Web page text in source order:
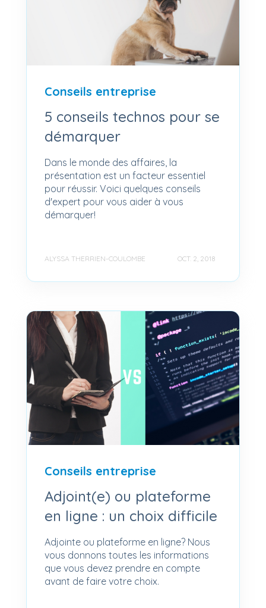
Conseils entreprise
5 conseils technos pour se
démarquer
Dans le monde des affaires, la
présentation est un facteur essentiel
pour réussir. Voici quelques conseils
d'expert pour vous aider à vous
démarquer!
ALYSSA THERRIEN-COULOMBE OCT. 2, 2018
Conseils entreprise
Adjoint(e) ou plateforme
en ligne : un choix difficile
Adjointe ou plateforme en ligne? Nous
vous donnons toutes les informations
que vous devez prendre en compte
avant de faire votre choix.